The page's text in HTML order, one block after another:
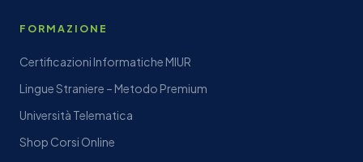
FORMAZIONE
Certificazioni Informatiche MIUR
Lingue Straniere – Metodo Premium
Università Telematica
Shop Corsi Online